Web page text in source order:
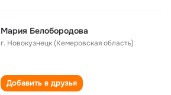
Мария Белобородова
г. Новокузнецк (Кемеровская область)
Добавить в друзья